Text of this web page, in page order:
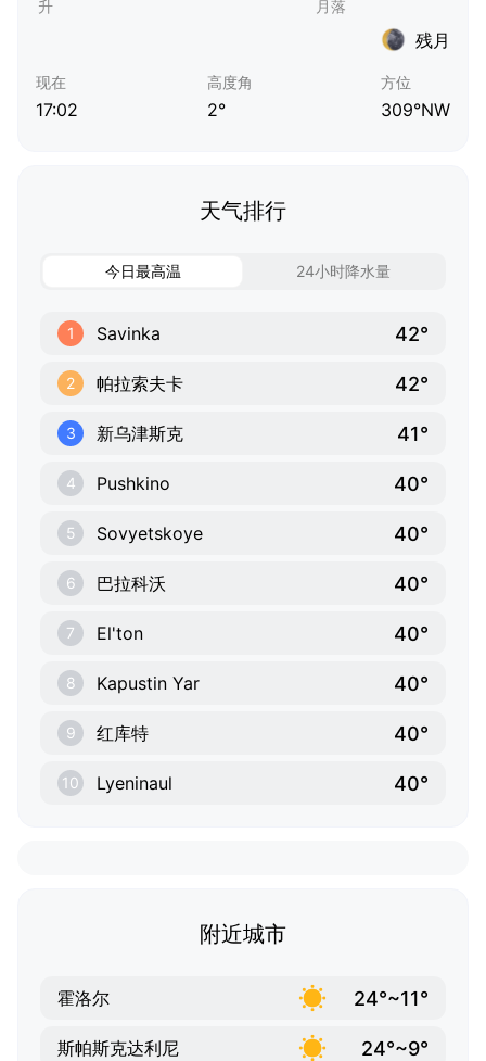
残月
现在
17:02
高度角
2°
方位
309°NW
天气排行
今日最高温 24小时降水量
1 Savinka 42°
2 帕拉索夫卡 42°
3 新乌津斯克 41°
4 Pushkino 40°
5 Sovyetskoye 40°
6 巴拉科沃 40°
7 El'ton 40°
8 Kapustin Yar 40°
9 红库特 40°
10 Lyeninaul 40°
附近城市
霍洛尔 24°~11°
斯帕斯克达利尼 24°~9°